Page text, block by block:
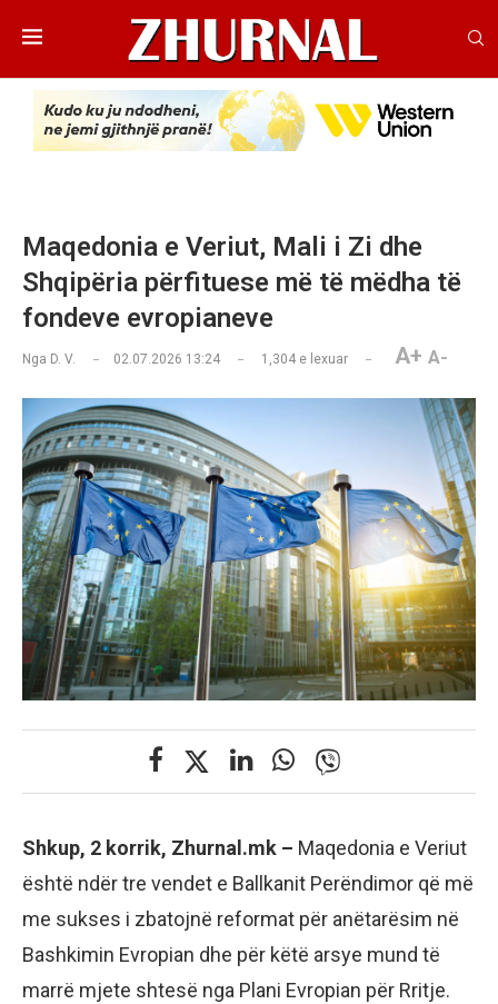
Maqedonia e Veriut, Mali i Zi dhe
Shqipëria përfituese më të mëdha të
fondeve evropianeve
Nga D. V. 02.07.2026 13:24 1,304 e lexuar A+ A-
Shkup, 2 korrik, Zhurnal.mk – Maqedonia e Veriut
është ndër tre vendet e Ballkanit Perëndimor që më
me sukses i zbatojnë reformat për anëtarësim në
Bashkimin Evropian dhe për këtë arsye mund të
marrë mjete shtesë nga Plani Evropian për Rritje.